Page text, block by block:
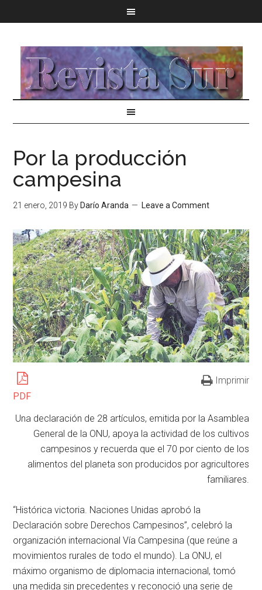
Por la producción
campesina
21 enero, 2019 By Darío Aranda Leave a Comment
PDF
Imprimir
Una declaración de 28 artículos, emitida por la Asamblea
General de la ONU, apoya la actividad de los cultivos
campesinos y recuerda que el 70 por ciento de los
alimentos del planeta son producidos por agricultores
familiares.
“Histórica victoria. Naciones Unidas aprobó la
Declaración sobre Derechos Campesinos”, celebró la
organización internacional Vía Campesina (que reúne a
movimientos rurales de todo el mundo). La ONU, el
máximo organismo de diplomacia internacional, tomó
una medida sin precedentes y reconoció una serie de